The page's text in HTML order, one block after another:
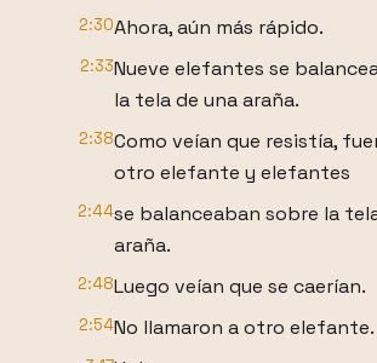
2:30Ahora, aún más rápido.
2:33Nueve elefantes se
la tela de una araña.
2:38Como veían que resistía,
otro elefante y elefantes
2:44se balanceaban sobre la
araña.
2:48Luego veían que se caerían.
2:54No llamaron a otro elefante.